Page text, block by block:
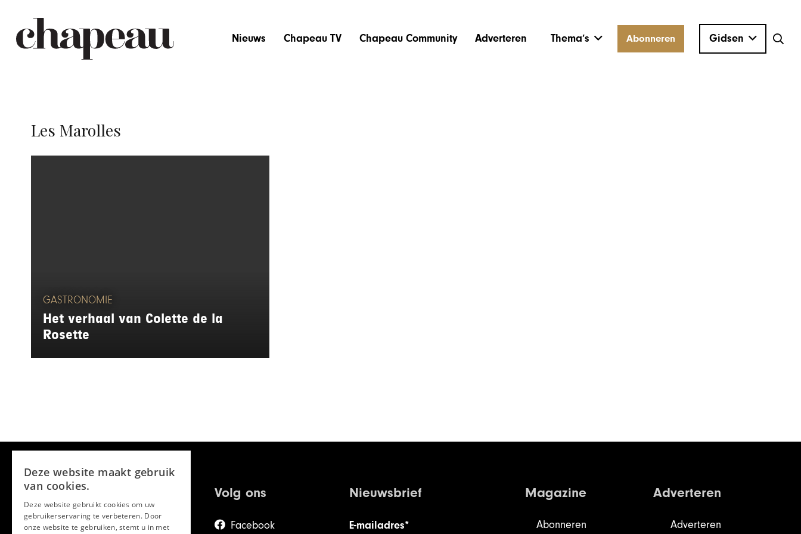
Nieuws Chapeau TV Chapeau Community Adverteren Thema’s Abonneren Gidsen
Les Marolles
GASTRONOMIE
Het verhaal van Colette de la
Rosette
Volg ons
Facebook
Nieuwsbrief
E-mailadres*
Magazine
Abonneren
Adverteren
Adverteren
Deze website maakt gebruik
van cookies.
Deze website gebruikt cookies om uw
gebruikerservaring te verbeteren. Door
onze website te gebruiken, stemt u in met